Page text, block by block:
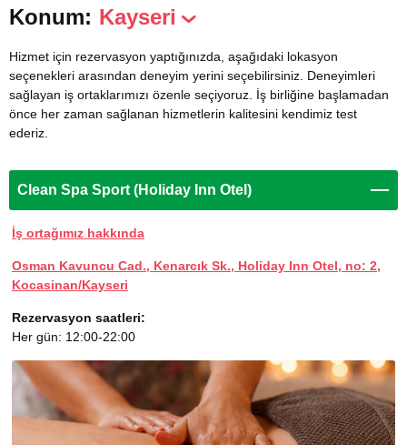
Konum: Kayseri
Hizmet için rezervasyon yaptığınızda, aşağıdaki lokasyon
seçenekleri arasından deneyim yerini seçebilirsiniz. Deneyimleri
sağlayan iş ortaklarımızı özenle seçiyoruz. İş birliğine başlamadan
önce her zaman sağlanan hizmetlerin kalitesini kendimiz test
ederiz.
Clean Spa Sport (Holiday Inn Otel)
İş ortağımız hakkında
Osman Kavuncu Cad., Kenarcık Sk., Holiday Inn Otel, no: 2,
Kocasinan/Kayseri
Rezervasyon saatleri:
Her gün: 12:00-22:00